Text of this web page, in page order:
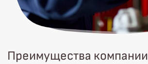
Преимущества компании